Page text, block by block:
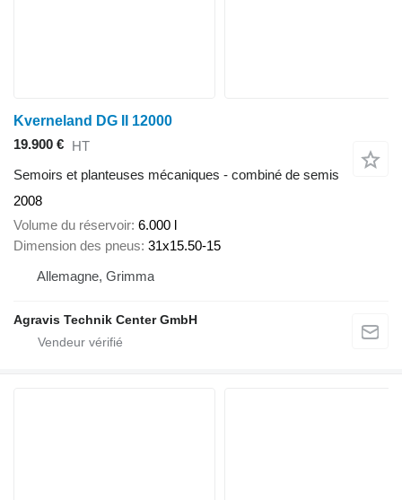
Kverneland DG II 12000
19.900 € HT
Semoirs et planteuses mécaniques - combiné de semis
2008
Volume du réservoir 6.000 l
Dimension des pneus 31x15.50-15
Allemagne, Grimma
Agravis Technik Center GmbH